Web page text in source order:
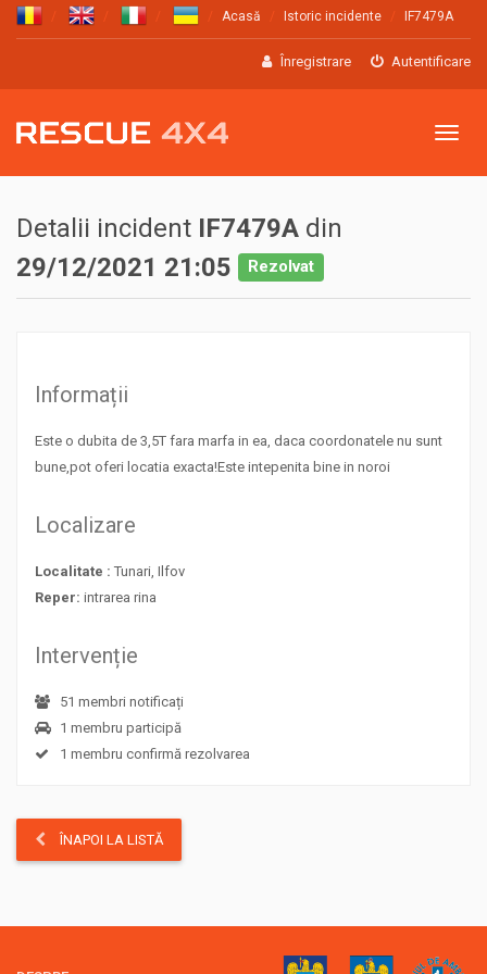
Acasă Istoric incidente IF7479A
Înregistrare Autentificare
Meniu
Detalii incident IF7479A din
29/12/2021 21:05
Rezolvat
Informații
Este o dubita de 3,5T fara marfa in ea, daca coordonatele nu sunt
bune,pot oferi locatia exacta!Este intepenita bine in noroi
Localizare
Localitate : Tunari, Ilfov
Reper: intrarea rina
Intervenție
51 membri notificați
1 membru participă
1 membru confirmă rezolvarea
ÎNAPOI LA LISTĂ